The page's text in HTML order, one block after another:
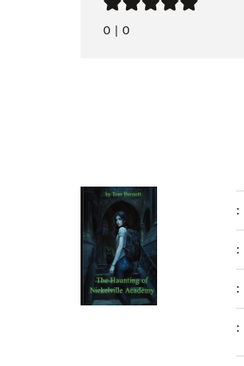
0 | 0
:
:
:
: